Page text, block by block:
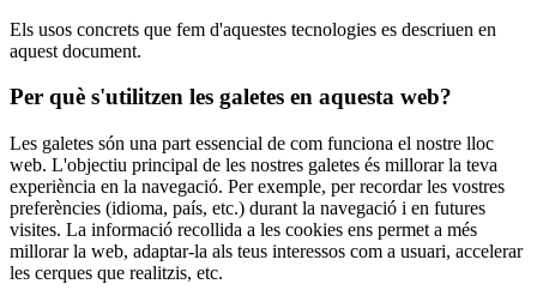
Els usos concrets que fem d'aquestes tecnologies es descriuen en
aquest document.
Per què s'utilitzen les galetes en aquesta web?
Les galetes són una part essencial de com funciona el nostre lloc
web. L'objectiu principal de les nostres galetes és millorar la teva
experiència en la navegació. Per exemple, per recordar les vostres
preferències (idioma, país, etc.) durant la navegació i en futures
visites. La informació recollida a les cookies ens permet a més
millorar la web, adaptar-la als teus interessos com a usuari, accelerar
les cerques que realitzis, etc.